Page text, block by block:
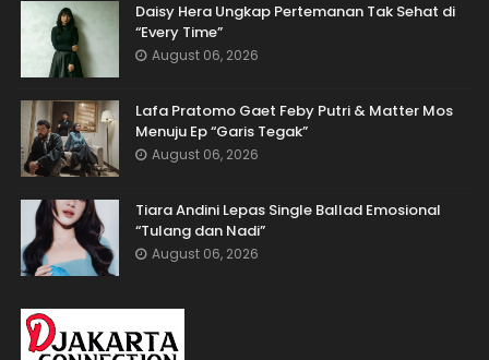
Daisy Hera Ungkap Pertemanan Tak Sehat di
“Every Time”
August 06, 2026
Lafa Pratomo Gaet Feby Putri & Matter Mos
Menuju Ep “Garis Tegak”
August 06, 2026
Tiara Andini Lepas Single Ballad Emosional
“Tulang dan Nadi”
August 06, 2026